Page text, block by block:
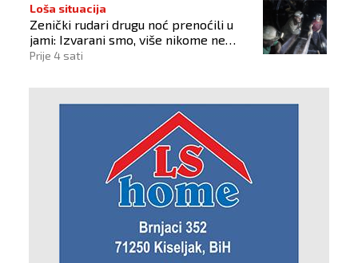
Loša situacija
Zenički rudari drugu noć prenoćili u
jami: Izvarani smo, više nikome ne
vjerujemo
Prije 4 sati